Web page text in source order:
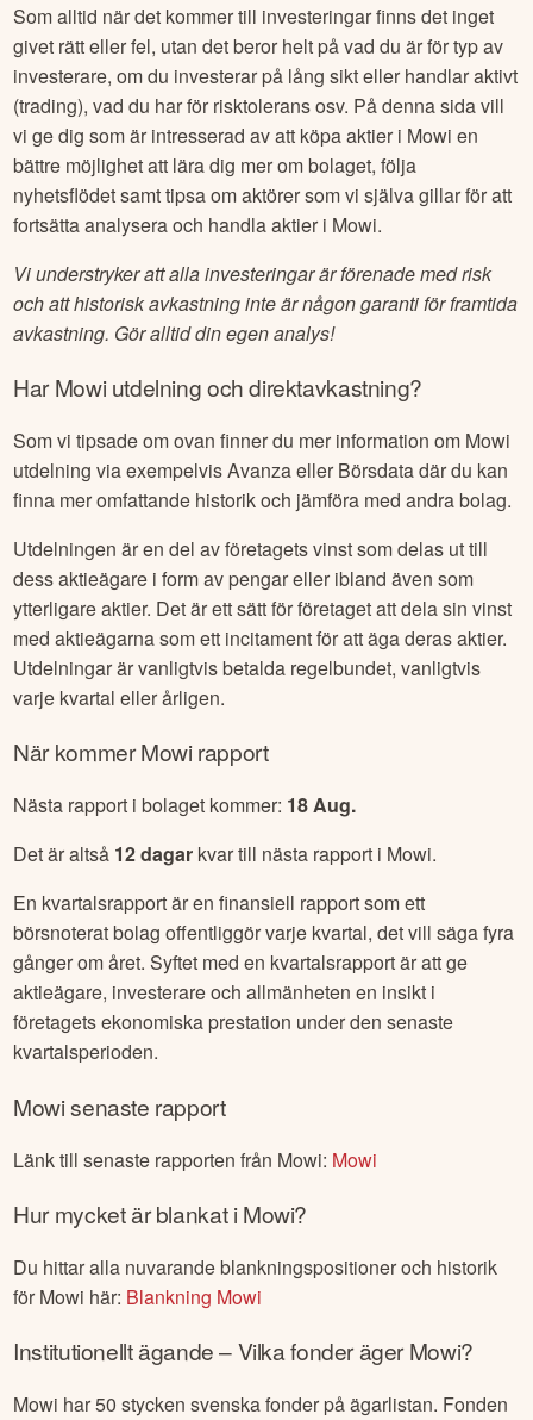
Som alltid när det kommer till investeringar finns det inget
givet rätt eller fel, utan det beror helt på vad du är för typ av
investerare, om du investerar på lång sikt eller handlar aktivt
(trading), vad du har för risktolerans osv. På denna sida vill
vi ge dig som är intresserad av att köpa aktier i Mowi en
bättre möjlighet att lära dig mer om bolaget, följa
nyhetsflödet samt tipsa om aktörer som vi själva gillar för att
fortsätta analysera och handla aktier i Mowi.
Vi understryker att alla investeringar är förenade med risk
och att historisk avkastning inte är någon garanti för framtida
avkastning. Gör alltid din egen analys!
HarMowiutdelning och direktavkastning?
Som vi tipsade om ovan finner du mer information om Mowi
utdelning via exempelvis Avanza eller Börsdata där du kan
finna mer omfattande historik och jämföra med andra bolag.
Utdelningen är en del av företagets vinst som delas ut till
dess aktieägare i form av pengar eller ibland även som
ytterligare aktier. Det är ett sätt för företaget att dela sin vinst
med aktieägarna som ett incitament för att äga deras aktier.
Utdelningar är vanligtvis betalda regelbundet, vanligtvis
varje kvartal eller årligen.
När kommerMowirapport
Nästa rapport i bolaget kommer: 18 Aug.
Det är altså 12dagar kvar till nästa rapport i Mowi.
En kvartalsrapport är en finansiell rapport som ett
börsnoterat bolag offentliggör varje kvartal, det vill säga fyra
gånger om året. Syftet med en kvartalsrapport är att ge
aktieägare, investerare och allmänheten en insikt i
företagets ekonomiska prestation under den senaste
kvartalsperioden.
Mowisenaste rapport
Länk till senaste rapporten från Mowi: Mowi
Hur mycket är blankat iMowi?
Du hittar alla nuvarande blankningspositioner och historik
för Mowi här: Blankning Mowi
Institutionellt ägande – Vilka fonder ägerMowi?
Mowi har50 stycken svenska fonder på ägarlistan. Fonden